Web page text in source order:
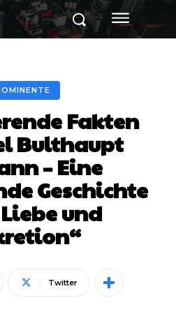
Fakten
Bulthaupt
– Eine
Geschichte
und
Twitter